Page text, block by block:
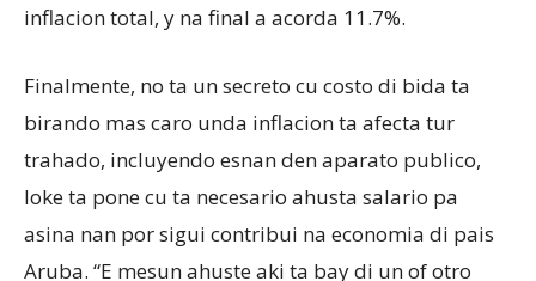
inflacion total, y na final a acorda 11.7%.
Finalmente, no ta un secreto cu costo di bida ta
birando mas caro unda inflacion ta afecta tur
trahado, incluyendo esnan den aparato publico,
loke ta pone cu ta necesario ahusta salario pa
asina nan por sigui contribui na economia di pais
Aruba. “E mesun ahuste aki ta bay di un of otro